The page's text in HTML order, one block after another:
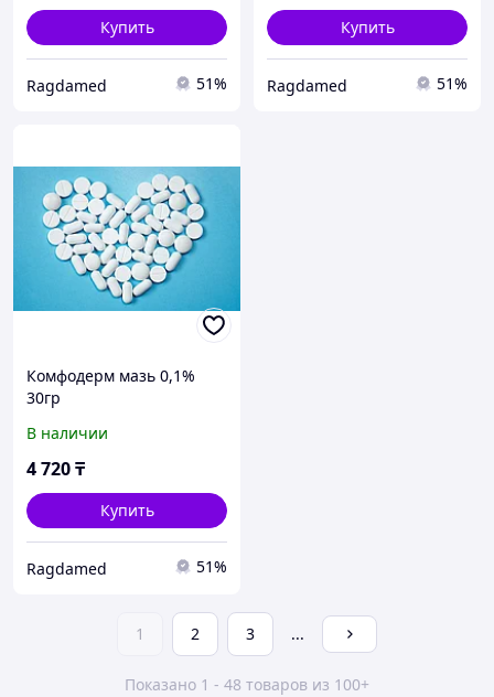
Купить
Ragdamed 51%
Купить
Ragdamed 51%
Комфодерм мазь 0,1%
30гр
В наличии
4 720₸
Купить
Ragdamed 51%
1 2 3 ...
Показано 1 - 48 товаров из 100+